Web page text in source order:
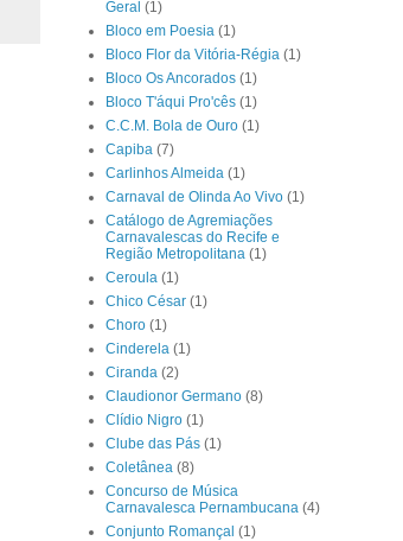
Geral (1)
Bloco em Poesia (1)
Bloco Flor da Vitória-Régia (1)
Bloco Os Ancorados (1)
Bloco T'áqui Pro'cês (1)
C.C.M. Bola de Ouro (1)
Capiba (7)
Carlinhos Almeida (1)
Carnaval de Olinda Ao Vivo (1)
Catálogo de Agremiações
Carnavalescas do Recife e
Região Metropolitana (1)
Ceroula (1)
Chico César (1)
Choro (1)
Cinderela (1)
Ciranda (2)
Claudionor Germano (8)
Clídio Nigro (1)
Clube das Pás (1)
Coletânea (8)
Concurso de Música
Carnavalesca Pernambucana (4)
Conjunto Romançal (1)